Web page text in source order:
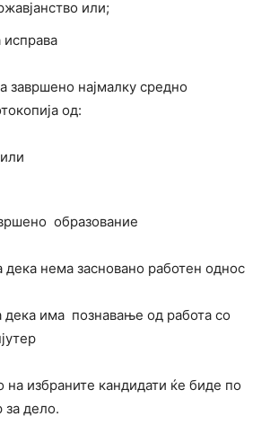
или;
исправа
завршено најмалку средно
од:
образование
дека нема засновано работен однос
дека има познавање од работа со
избраните кандидати ќе биде по
за дело.